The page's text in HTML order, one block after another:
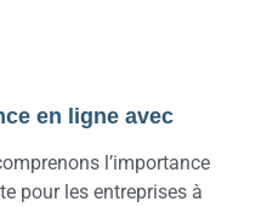
en ligne avec
l’importance
pour les entreprises à